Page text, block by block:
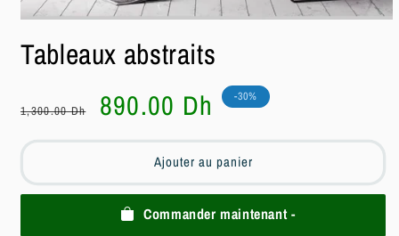
média
fenêtre
modale
Tableaux abstraits
habituel
1,300.00 Dh
Prix
soldé
890.00 Dh -30%
Ajouter au panier
Commander maintenant -